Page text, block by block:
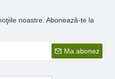
noastre. Abonează-te la
Ma abonez